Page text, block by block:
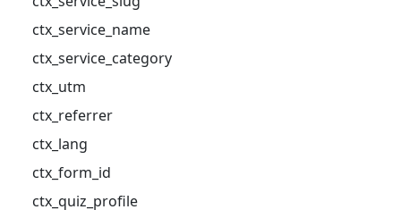
ctx_service_name
ctx_service_category
ctx_utm
ctx_referrer
ctx_lang
ctx_form_id
ctx_quiz_profile